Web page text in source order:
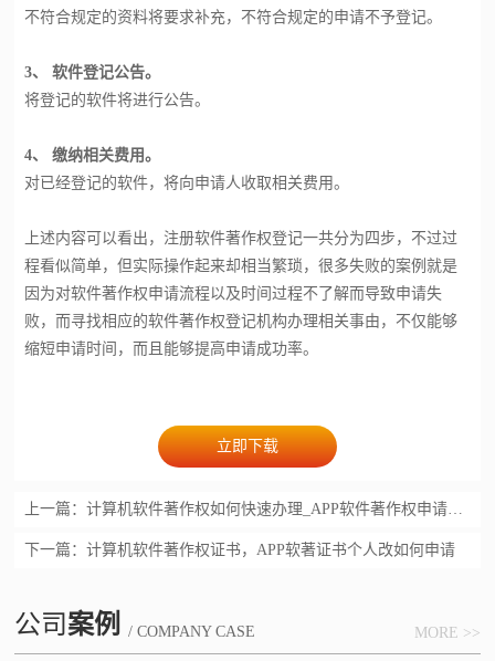
不符合规定的资料将要求补充，不符合规定的申请不予登记。
3、 软件登记公告。
将登记的软件将进行公告。
4、 缴纳相关费用。
对已经登记的软件，将向申请人收取相关费用。
上述内容可以看出，注册软件著作权登记一共分为四步，不过过
程看似简单，但实际操作起来却相当繁琐，很多失败的案例就是
因为对软件著作权申请流程以及时间过程不了解而导致申请失
败，而寻找相应的软件著作权登记机构办理相关事由，不仅能够
缩短申请时间，而且能够提高申请成功率。
立即下载
上一篇： 计算机软件著作权如何快速办理_APP软件著作权申请加急
下一篇： 计算机软件著作权证书，APP软著证书个人改如何申请
公司案例 / COMPANY CASE MORE >>